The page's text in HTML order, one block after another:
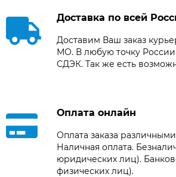
Доставка по всей
Доставим Ваш заказ
МО. В любую точку
СДЭК. Так же есть
Оплата онлайн
Оплата заказа
Наличная оплата.
юридических лиц).
физических лиц).